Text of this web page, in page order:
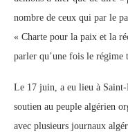
nombre de ceux qui par le
« Charte pour la paix et la
parler qu’une fois le régime
Le 17 juin, a eu lieu à Saint-
soutien au peuple algérien
avec plusieurs journaux